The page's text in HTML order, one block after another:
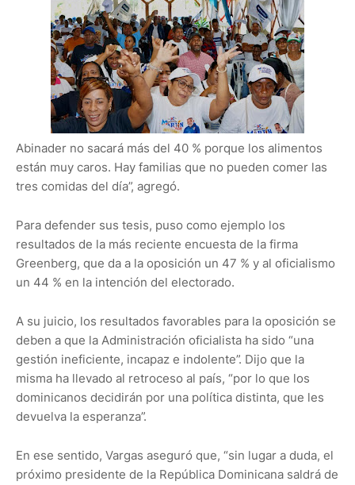
Abinader no sacará más del 40 % porque los alimentos
están muy caros. Hay familias que no pueden comer las
tres comidas del día”, agregó.
Para defender sus tesis, puso como ejemplo los
resultados de la más reciente encuesta de la firma
Greenberg, que da a la oposición un 47 % y al oficialismo
un 44 % en la intención del electorado.
A su juicio, los resultados favorables para la oposición se
deben a que la Administración oficialista ha sido “una
gestión ineficiente, incapaz e indolente”. Dijo que la
misma ha llevado al retroceso al país, “por lo que los
dominicanos decidirán por una política distinta, que les
devuelva la esperanza”.
En ese sentido, Vargas aseguró que, “sin lugar a duda, el
próximo presidente de la República Dominicana saldrá de